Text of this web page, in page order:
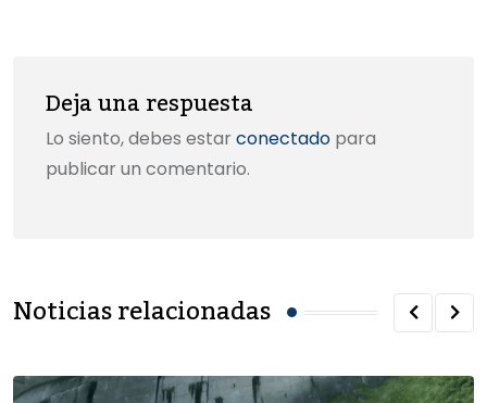
Deja una respuesta
Lo siento, debes estar conectado para
publicar un comentario.
Noticias relacionadas